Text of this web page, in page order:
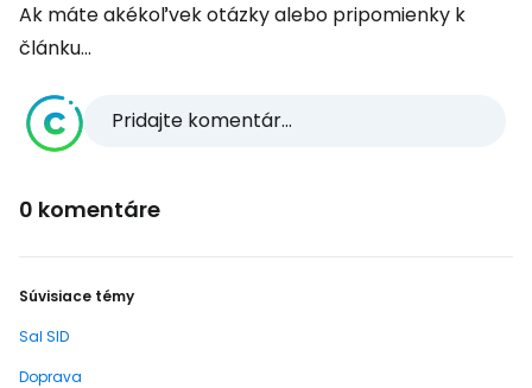
Ak máte akékoľvek otázky alebo pripomienky k
článku...
Pridajte komentár...
0 komentáre
Súvisiace témy
Sal SID
Doprava